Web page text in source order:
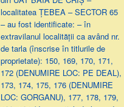
localitatea ȚEBEA – SECTOR 65
– au fost identificate: – în
extravilanul localităţii ca având nr.
de tarla (înscrise în titlurile de
proprietate): 150, 169, 170, 171,
172 (DENUMIRE LOC: PE DEAL),
173, 174, 175, 176 (DENUMIRE
LOC: GORGANU), 177, 178, 179,